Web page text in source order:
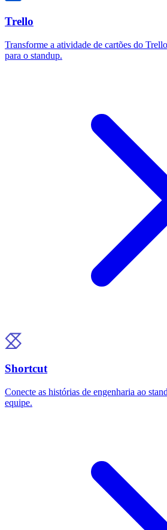
Trello
Transforme a atividade de cartões do
para o standup.
Shortcut
Conecte as histórias de engenharia ao
equipe.